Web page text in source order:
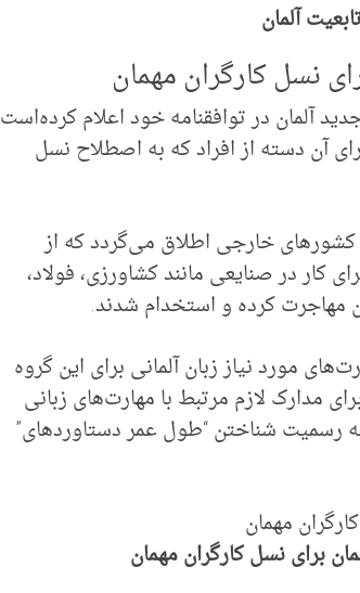
آلمان
نسل کارگران مهمان
علاوه بر مواردی که ذکر شد، دولت ائتلافی جدید آلمان در توافقنامه خود اعلام کرده‌‎است
آن دسته از افراد که به اصطلاح نسل
کشورهای خارجی اطلاق می‌گردد که از
اوایل دهه ۱۹۷۰ میلادی برای کار در صنایعی مانند کشاورزی، فولاد،
مهاجرت کرده و استخدام شدند.
مورد نیاز زبان آلمانی برای این گروه
مدارک لازم مرتبط با مهارت‌های زبانی
رسمیت شناختن “طول عمر دستاوردهای”
برای نسل کارگران مهمان